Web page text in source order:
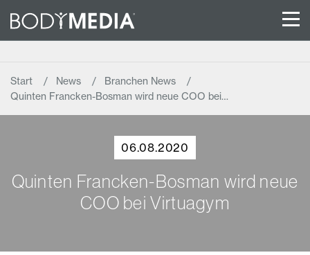
Start News
Branchen News
Quinten Francken-Bosman wird neue COO bei…
06.08.2020
Quinten Francken-Bosman wird neue
COO bei Virtuagym